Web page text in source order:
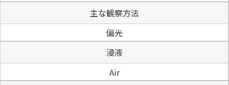
主な観察方法
偏光
浸液
Air